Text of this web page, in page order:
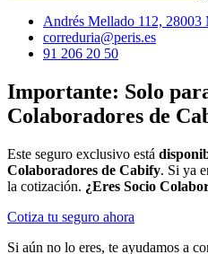
Andrés Mellado 112, 28003
correduria@peris.es
91 206 20 50
Importante: Solo
Colaboradores de
Este seguro exclusivo está
Colaboradores de Cabify. Si ya
la cotización. ¿Eres Socio
Cotiza tu seguro ahora
Si aún no lo eres, te ayudamos a